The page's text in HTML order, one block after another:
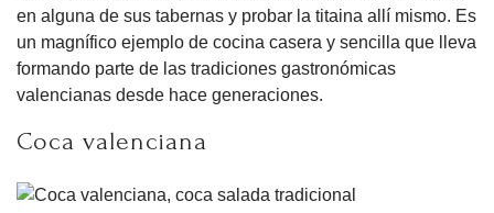
en alguna de sus tabernas y probar la titaina allí mismo. Es
un magnífico ejemplo de cocina casera y sencilla que lleva
formando parte de las tradiciones gastronómicas
valencianas desde hace generaciones.
Coca valenciana